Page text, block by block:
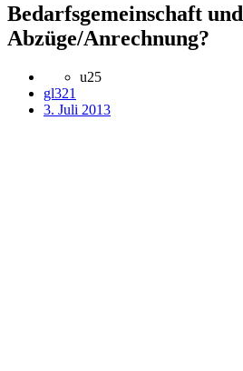
Bedarfsgemeinschaft und
Abzüge/Anrechnung?
u25
gl321
3. Juli 2013